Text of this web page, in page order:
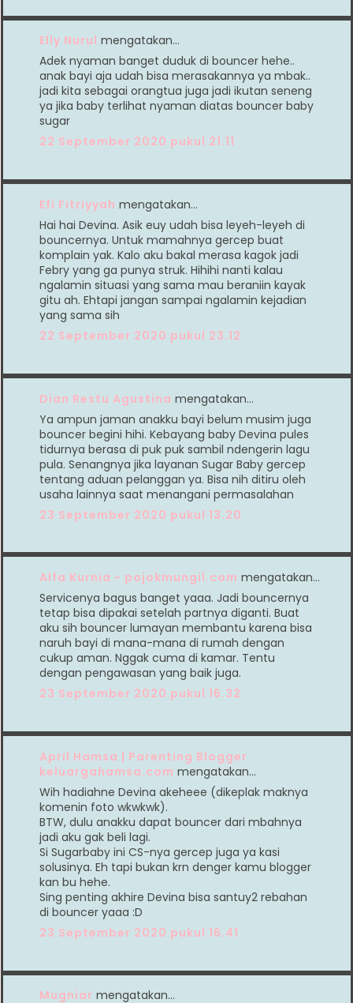
Elly Nurul mengatakan…
Adek nyaman banget duduk di bouncer hehe..
anak bayi aja udah bisa merasakannya ya mbak..
jadi kita sebagai orangtua juga jadi ikutan seneng
ya jika baby terlihat nyaman diatas bouncer baby
sugar
22 September 2020 pukul 21.11
Efi Fitriyyah mengatakan…
Hai hai Devina. Asik euy udah bisa leyeh-leyeh di
bouncernya. Untuk mamahnya gercep buat
komplain yak. Kalo aku bakal merasa kagok jadi
Febry yang ga punya struk. Hihihi nanti kalau
ngalamin situasi yang sama mau beraniin kayak
gitu ah. Ehtapi jangan sampai ngalamin kejadian
yang sama sih
22 September 2020 pukul 23.12
Dian Restu Agustina mengatakan…
Ya ampun jaman anakku bayi belum musim juga
bouncer begini hihi. Kebayang baby Devina pules
tidurnya berasa di puk puk sambil ndengerin lagu
pula. Senangnya jika layanan Sugar Baby gercep
tentang aduan pelanggan ya. Bisa nih ditiru oleh
usaha lainnya saat menangani permasalahan
23 September 2020 pukul 13.20
Alfa Kurnia - pojokmungil.com mengatakan…
Servicenya bagus banget yaaa. Jadi bouncernya
tetap bisa dipakai setelah partnya diganti. Buat
aku sih bouncer lumayan membantu karena bisa
naruh bayi di mana-mana di rumah dengan
cukup aman. Nggak cuma di kamar. Tentu
dengan pengawasan yang baik juga.
23 September 2020 pukul 16.32
April Hamsa | Parenting Blogger
keluargahamsa.com mengatakan…
Wih hadiahne Devina akeheee (dikeplak maknya
komenin foto wkwkwk).
BTW, dulu anakku dapat bouncer dari mbahnya
jadi aku gak beli lagi.
Si Sugarbaby ini CS-nya gercep juga ya kasi
solusinya. Eh tapi bukan krn denger kamu blogger
kan bu hehe.
Sing penting akhire Devina bisa santuy2 rebahan
di bouncer yaaa :D
23 September 2020 pukul 16.41
Mugniar mengatakan…